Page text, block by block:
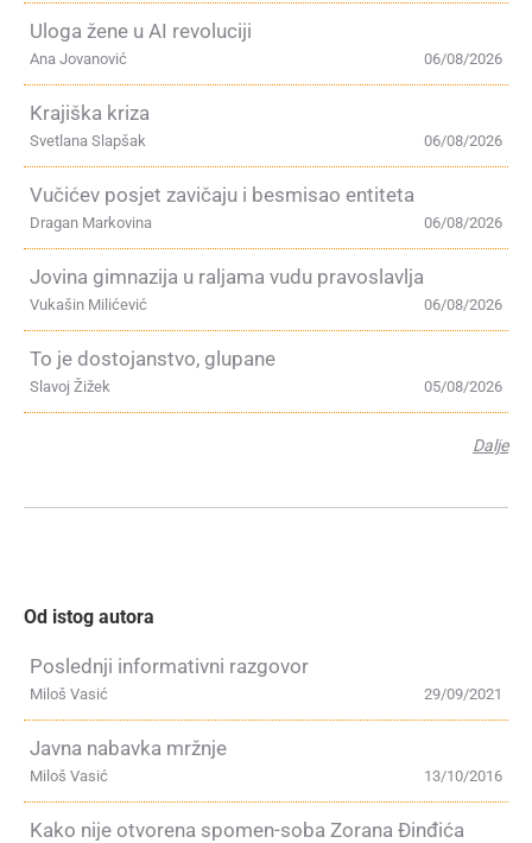
Uloga žene u AI revoluciji
06/08/2026
Ana Jovanović
Krajiška kriza
06/08/2026
Svetlana Slapšak
Vučićev posjet zavičaju i besmisao entiteta
06/08/2026
Dragan Markovina
Jovina gimnazija u raljama vudu pravoslavlja
06/08/2026
Vukašin Milićević
To je dostojanstvo, glupane
05/08/2026
Slavoj Žižek
Dalje
Od istog autora
Poslednji informativni razgovor
29/09/2021
Miloš Vasić
Javna nabavka mržnje
13/10/2016
Miloš Vasić
Kako nije otvorena spomen-soba Zorana Đinđića